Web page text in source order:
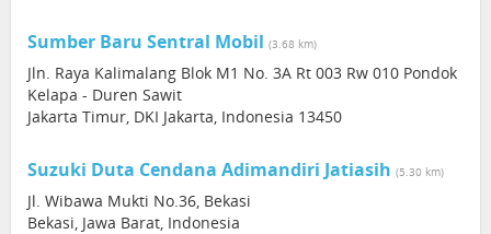
Sumber Baru Sentral Mobil (3.68 km)
Jln. Raya Kalimalang Blok M1 No. 3A Rt 003 Rw 010 Pondok
Kelapa - Duren Sawit
Jakarta Timur, DKI Jakarta, Indonesia 13450
Suzuki Duta Cendana Adimandiri Jatiasih (5.30 km)
Jl. Wibawa Mukti No.36, Bekasi
Bekasi, Jawa Barat, Indonesia